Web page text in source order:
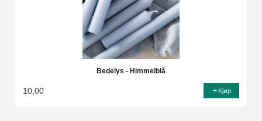
Bedelys - Himmelblå
10,00 Kjøp